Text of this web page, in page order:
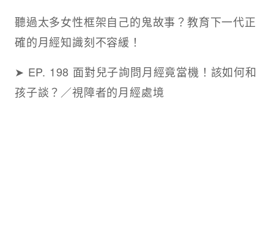
聽過太多女性框架自己的鬼故事？教育下一代正
確的月經知識刻不容緩！
➤ EP. 198 面對兒子詢問月經竟當機！該如何和
孩子談？／視障者的月經處境